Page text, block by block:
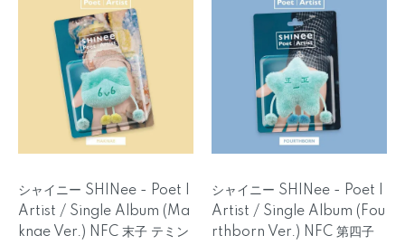
シャイニー SHINee - Poet |
Artist / Single Album (Ma
knae Ver.) NFC 末子 テミン
シャイニー SHINee - Poet |
Artist / Single Album (Fou
rthborn Ver.) NFC 第四子